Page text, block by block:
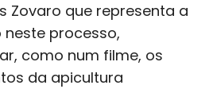
Zovaro que representa a
processo,
como num filme, os
da apicultura